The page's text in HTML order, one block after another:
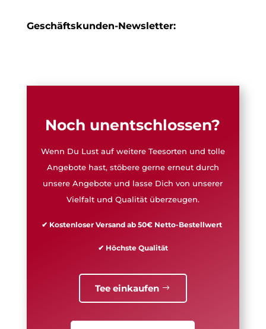
Geschäftskunden-Newsletter:
Noch unentschlossen?
Wenn Du Lust auf weitere Teesorten und tolle
Angebote hast, stöbere gerne erneut durch
unsere Angebote und lasse Dich von unserer
Vielfalt und Qualität überzeugen.
✔ Kostenloser Versand ab 50€ Netto-Bestellwert
✔ Höchste Qualität
Tee einkaufen